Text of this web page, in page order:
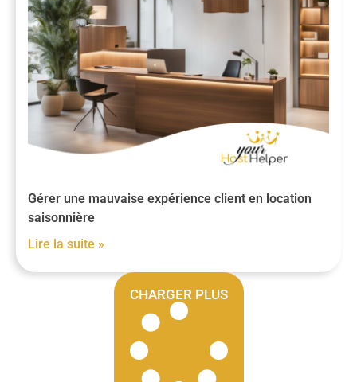
Gérer une mauvaise expérience client en location
saisonnière
Lire la suite »
CHARGER PLUS